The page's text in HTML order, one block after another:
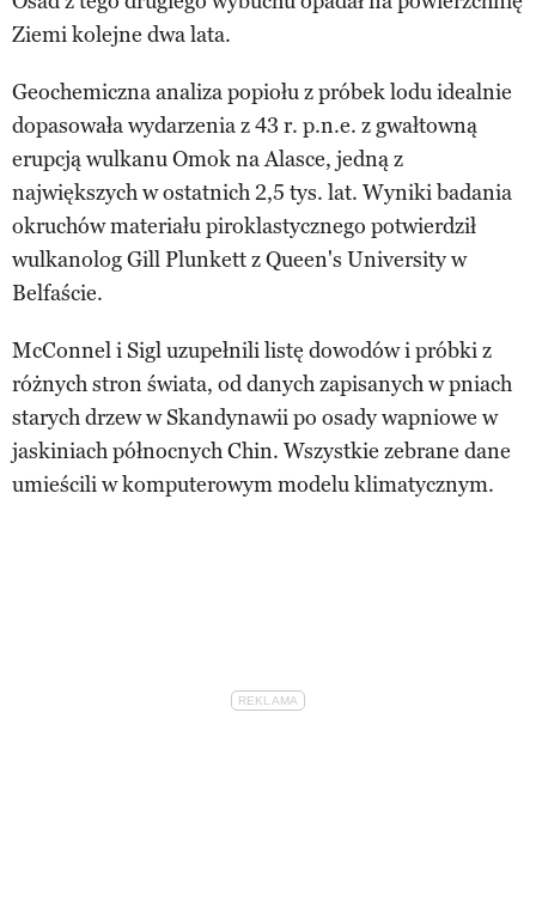
Ziemi kolejne dwa lata.
Geochemiczna analiza popiołu z próbek lodu idealnie
dopasowała wydarzenia z 43 r. p.n.e. z gwałtowną
erupcją wulkanu Omok na Alasce, jedną z
największych w ostatnich 2,5 tys. lat. Wyniki badania
okruchów materiału piroklastycznego potwierdził
wulkanolog Gill Plunkett z Queen's University w
Belfaście.
McConnel i Sigl uzupełnili listę dowodów i próbki z
różnych stron świata, od danych zapisanych w pniach
starych drzew w Skandynawii po osady wapniowe w
jaskiniach północnych Chin. Wszystkie zebrane dane
umieścili w komputerowym modelu klimatycznym.